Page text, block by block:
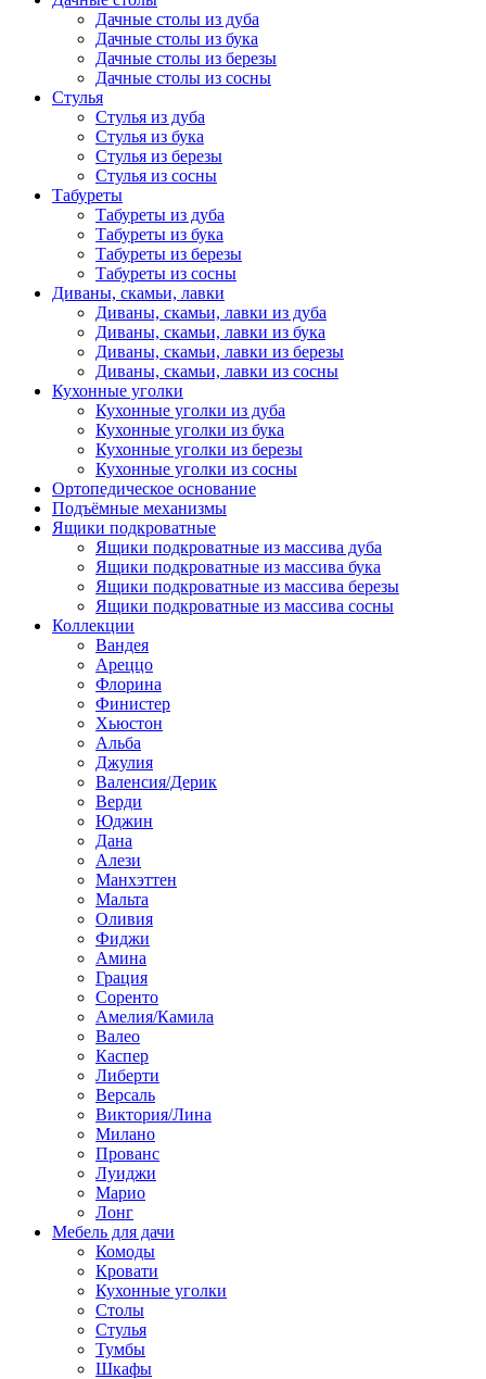
Дачные столы из дуба
Дачные столы из бука
Дачные столы из березы
Дачные столы из сосны
Стулья
Стулья из дуба
Стулья из бука
Стулья из березы
Стулья из сосны
Табуреты
Табуреты из дуба
Табуреты из бука
Табуреты из березы
Табуреты из сосны
Диваны, скамьи, лавки
Диваны, скамьи, лавки из дуба
Диваны, скамьи, лавки из бука
Диваны, скамьи, лавки из березы
Диваны, скамьи, лавки из сосны
Кухонные уголки
Кухонные уголки из дуба
Кухонные уголки из бука
Кухонные уголки из березы
Кухонные уголки из сосны
Ортопедическое основание
Подъёмные механизмы
Ящики подкроватные
Ящики подкроватные из массива дуба
Ящики подкроватные из массива бука
Ящики подкроватные из массива березы
Ящики подкроватные из массива сосны
Коллекции
Вандея
Ареццо
Флорина
Финистер
Хьюстон
Альба
Джулия
Валенсия/Дерик
Верди
Юджин
Дана
Алези
Манхэттен
Мальта
Оливия
Фиджи
Амина
Грация
Соренто
Амелия/Камила
Валео
Каспер
Либерти
Версаль
Виктория/Лина
Милано
Прованс
Луиджи
Марио
Лонг
Мебель для дачи
Комоды
Кровати
Кухонные уголки
Столы
Стулья
Тумбы
Шкафы